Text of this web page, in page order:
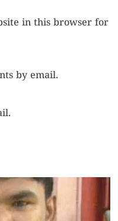
in this browser for
by email.